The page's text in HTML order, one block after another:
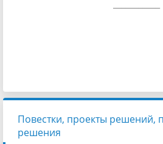
Повестки, проекты решений,
решения